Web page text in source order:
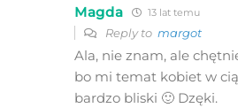
Magda 13 lat temu
Reply to margot
Ala, nie znam, ale
bo mi temat kobiet w
bardzo bliski 🙂 Dzęki.